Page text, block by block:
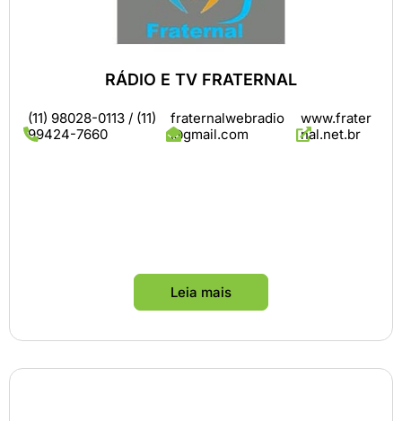
RÁDIO E TV FRATERNAL
(11) 98028-0113 / (11)
99424-7660
fraternalwebradio
@gmail.com
www.frater
nal.net.br
Leia mais